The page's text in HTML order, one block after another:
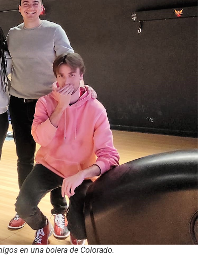
en una bolera de Colorado.